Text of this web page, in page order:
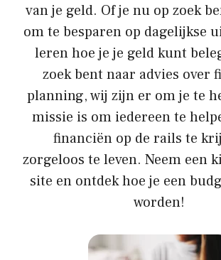
van je geld. Of je nu op zoek
om te besparen op dagelijkse
leren hoe je je geld kunt
zoek bent naar advies over
planning, wij zijn er om je te
missie is om iedereen te
financiën op de rails te
zorgeloos te leven. Neem een
site en ontdek hoe je een
worden!